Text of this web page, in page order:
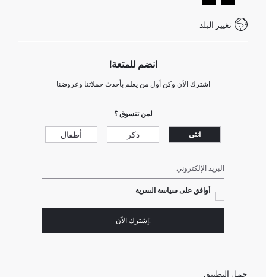
كيف تدفع في ديفاكتو؟
شروط المنافسة
Call Center 19782
تغيير البلد
انضم للمتعة!
اشترك الآن وكن أول من يعلم بأحدث حملاتنا وعروضنا
لمن تتسوق ؟
انثى ذكر أطفال
البريد الإلكتروني
أوافق على سياسة السرية
!إشترك الآن
حمل التطبيق